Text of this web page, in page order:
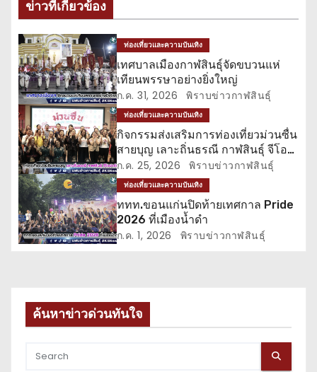
น
ว
เ
รื่
อ
ง
ข่าวที่เกี่ยวข้อง
ท่องเที่ยวและความบันเทิง
เทศบาลเมืองกาฬสินธุ์จัดขบวนแห่
เทียนพรรษาอย่างยิ่งใหญ่
ก.ค. 31, 2026 พิราบข่าวกาฬสินธุ์
ท่องเที่ยวและความบันเทิง
กิจกรรมส่งเสริมการท่องเที่ยวม่วนซื่น
สายบุญ เลาะถิ่นธรณี กาฬสินธุ์ จีโอ
ปาร์ค
ก.ค. 25, 2026 พิราบข่าวกาฬสินธุ์
ท่องเที่ยวและความบันเทิง
ททท.ขอนแก่นปิดท้ายเทศกาล Pride
2026 ที่เมืองน้ำดำ
ก.ค. 1, 2026 พิราบข่าวกาฬสินธุ์
ค้นหาข่าวด่วนทันใจ